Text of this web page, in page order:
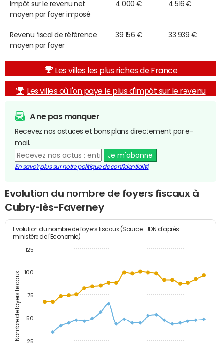
Impôt sur le revenu net
moyen par foyer imposé
4 000 € 4 516 €
Revenu fiscal de référence
moyen par foyer
39 156 € 33 939 €
Les villes les plus riches de France
Les villes où l'on paye le plus d'impôt sur le revenu
A ne pas manquer
Recevez nos astuces et bons plans directement par e-
mail.
Je m'abonne
En savoir plus sur notre politique de confidentialité
Evolution du nombre de foyers fiscaux à
Cubry-lès-Faverney
Nombre de foyers fiscaux
Evolution du nombre de foyers fiscaux (Source : JDN d'après
ministère de l'Economie)
25
50
75
100
125